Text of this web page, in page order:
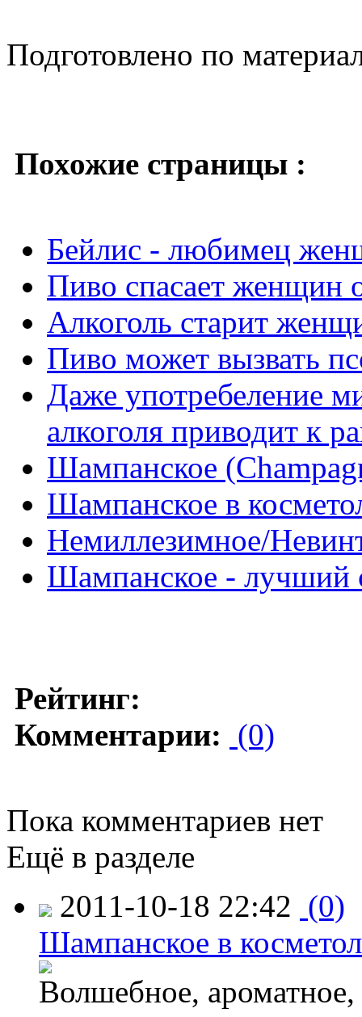
Подготовлено по
Похожие страницы :
Бейлис - любимец
Пиво спасает женщин
Алкоголь старит
Пиво может вызвать
Даже употребеление
алкоголя приводит к
Шампанское
Шампанское в
Немиллезимное/
Шампанское - лучший
Рейтинг:
Комментарии: (0)
Пока комментариев нет
Ещё в разделе
2011-10-18 22:42 (0)
Шампанское в
Волшебное,